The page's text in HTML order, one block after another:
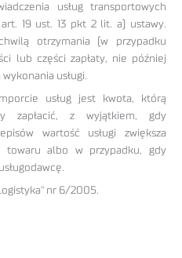
usług transportowych
19 ust. 13 pkt 2 lit. a) ustawy.
otrzymania (w przypadku
lub części zapłaty, nie później
usługi.
usług jest kwota, którą
zapłacić, z wyjątkiem, gdy
wartość usługi zwiększa
towaru albo w przypadku, gdy
nr 6/2005.